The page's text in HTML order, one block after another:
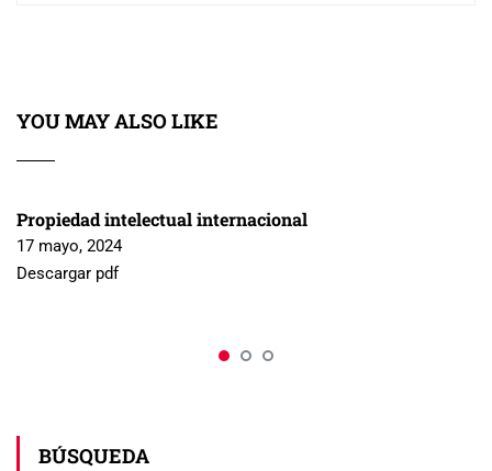
YOU MAY ALSO LIKE
Propiedad intelectual internacional
17 mayo, 2024
Descargar pdf
BÚSQUEDA